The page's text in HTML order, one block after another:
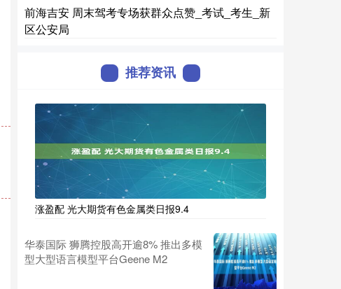
前海吉安 周末驾考专场获群众点赞_考试_考生_新
区公安局
推荐资讯
涨盈配 光大期货有色金属类日报9.4
华泰国际 狮腾控股高开逾8% 推出多模
型大型语言模型平台Geene M2